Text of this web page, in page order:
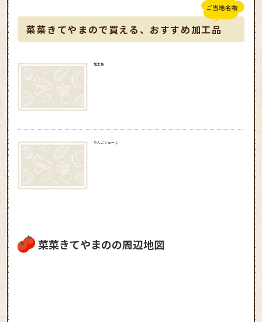
菜菜きてやまので買える、おすすめ加工品
加工柿
りんごジュース
菜菜きてやまのの周辺地図